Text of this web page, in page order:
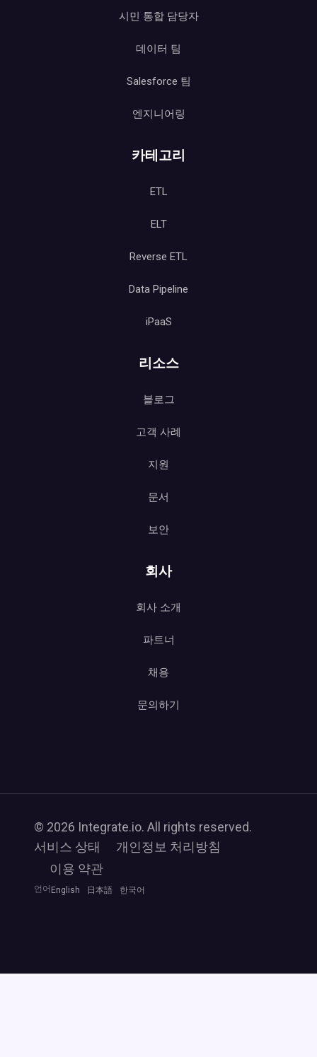
시민 통합 담당자
데이터 팀
Salesforce 팀
엔지니어링
카테고리
ETL
ELT
Reverse ETL
Data Pipeline
iPaaS
리소스
블로그
고객 사례
지원
문서
보안
회사
회사 소개
파트너
채용
문의하기
© 2026 Integrate.io. All rights reserved.
서비스 상태
개인정보 처리방침
이용 약관
언어 English 日本語 한국어